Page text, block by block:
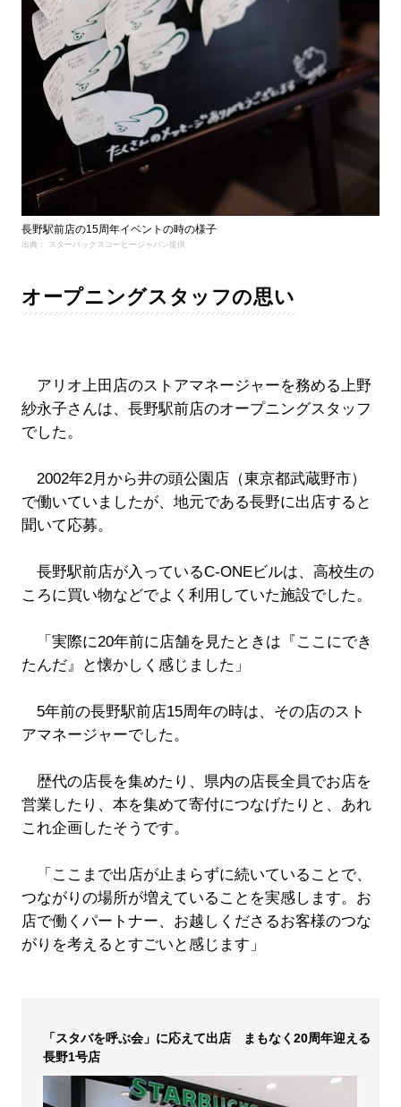
長野駅前店の15周年イベントの時の様子
出典： スターバックスコーヒージャパン提供
オープニングスタッフの思い
アリオ上田店のストアマネージャーを務める上野
紗永子さんは、長野駅前店のオープニングスタッフ
でした。
2002年2月から井の頭公園店（東京都武蔵野市）
で働いていましたが、地元である長野に出店すると
聞いて応募。
長野駅前店が入っているC-ONEビルは、高校生の
ころに買い物などでよく利用していた施設でした。
「実際に20年前に店舗を見たときは『ここにでき
たんだ』と懐かしく感じました」
5年前の長野駅前店15周年の時は、その店のスト
アマネージャーでした。
歴代の店長を集めたり、県内の店長全員でお店を
営業したり、本を集めて寄付につなげたりと、あれ
これ企画したそうです。
「ここまで出店が止まらずに続いていることで、
つながりの場所が増えていることを実感します。お
店で働くパートナー、お越しくださるお客様のつな
がりを考えるとすごいと感じます」
「スタバを呼ぶ会」に応えて出店 まもなく20周年迎える
長野1号店